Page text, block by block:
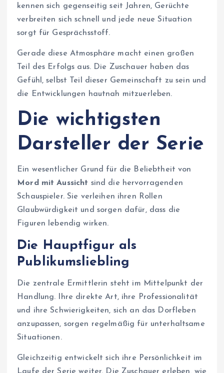
kennen sich gegenseitig seit Jahren, Gerüchte
verbreiten sich schnell und jede neue Situation
sorgt für Gesprächsstoff.
Gerade diese Atmosphäre macht einen großen
Teil des Erfolgs aus. Die Zuschauer haben das
Gefühl, selbst Teil dieser Gemeinschaft zu sein und
die Entwicklungen hautnah mitzuerleben.
Die wichtigsten
Darsteller der Serie
Ein wesentlicher Grund für die Beliebtheit von
Mord mit Aussicht sind die hervorragenden
Schauspieler. Sie verleihen ihren Rollen
Glaubwürdigkeit und sorgen dafür, dass die
Figuren lebendig wirken.
Die Hauptfigur als
Publikumsliebling
Die zentrale Ermittlerin steht im Mittelpunkt der
Handlung. Ihre direkte Art, ihre Professionalität
und ihre Schwierigkeiten, sich an das Dorfleben
anzupassen, sorgen regelmäßig für unterhaltsame
Situationen.
Gleichzeitig entwickelt sich ihre Persönlichkeit im
Laufe der Serie weiter. Die Zuschauer erleben, wie